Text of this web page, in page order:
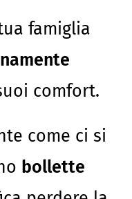
famiglia
comfort.
come ci si
bollette